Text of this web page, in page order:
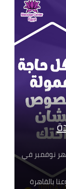
نوفمبر في
بالقاهرة